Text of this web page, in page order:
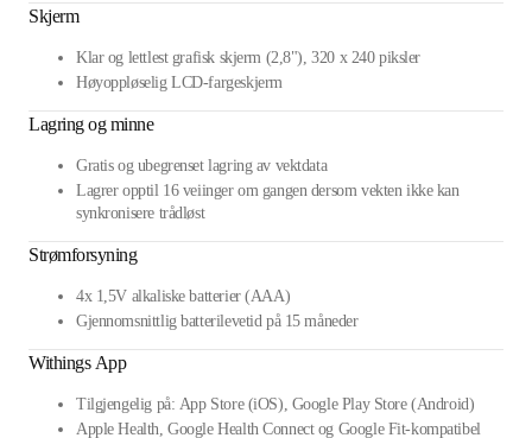
Skjerm
Klar og lettlest grafisk skjerm (2,8"), 320 x 240 piksler
Høyoppløselig LCD-fargeskjerm
Lagring og minne
Gratis og ubegrenset lagring av vektdata
Lagrer opptil 16 veiinger om gangen dersom vekten ikke kan
synkronisere trådløst
Strømforsyning
4x 1,5V alkaliske batterier (AAA)
Gjennomsnittlig batterilevetid på 15 måneder
Withings App
Tilgjengelig på: App Store (iOS), Google Play Store (Android)
Apple Health, Google Health Connect og Google Fit-kompatibel